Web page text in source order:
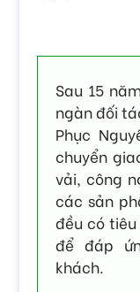
Sau 15
ngàn đối
Phục
chuyển
vải, công
các sản
đều có
để đáp
khách.